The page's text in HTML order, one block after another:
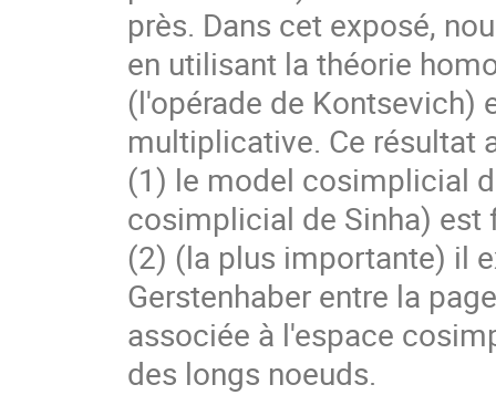
près. Dans cet exposé,
en utilisant la théorie
(l'opérade de
multiplicative. Ce résultat
(1) le model cosimplicial
cosimplicial de Sinha) est
(2) (la plus importante) il
Gerstenhaber entre la
associée à l'espace
des longs noeuds.